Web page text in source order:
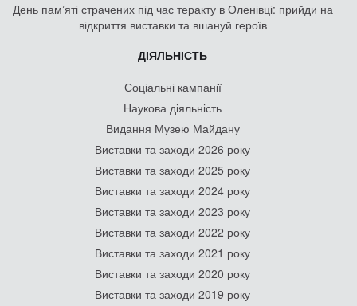
День памʼяті страчених під час теракту в Оленівці: прийди на
відкриття виставки та вшануй героїв
ДІЯЛЬНІСТЬ
Соціальні кампанії
Наукова діяльність
Видання Музею Майдану
Виставки та заходи 2026 року
Виставки та заходи 2025 року
Виставки та заходи 2024 року
Виставки та заходи 2023 року
Виставки та заходи 2022 року
Виставки та заходи 2021 року
Виставки та заходи 2020 року
Виставки та заходи 2019 року